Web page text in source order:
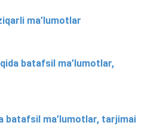
ma’lumotlar
batafsil ma’lumotlar,
batafsil ma’lumotlar, tarjimai